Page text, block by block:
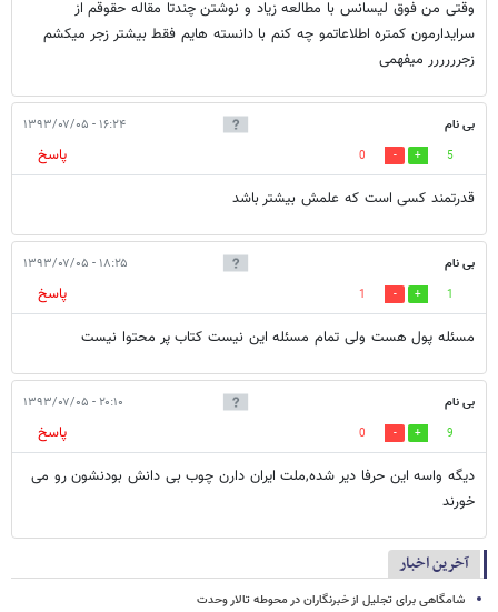
وقتی من فوق لیسانس با مطالعه زیاد و نوشتن چندتا مقاله حقوقم از
سرایدارمون کمتره اطلاعاتمو چه کنم با دانسته هایم فقط بیشتر زجر میکشم
زجرررررر میفهمی
بی نام ۱۶:۲۴ - ۱۳۹۳/۰۷/۰۵
5
0
پاسخ
قدرتمند کسی است که علمش بیشتر باشد
بی نام ۱۸:۲۵ - ۱۳۹۳/۰۷/۰۵
1
1
پاسخ
مسئله پول هست ولی تمام مسئله این نیست کتاب پر محتوا نیست
بی نام ۲۰:۱۰ - ۱۳۹۳/۰۷/۰۵
9
0
پاسخ
دیگه واسه این حرفا دیر شده,ملت ایران دارن چوب بی دانش بودنشون رو می
خورند
آخرین اخبار
شامگاهی برای تجلیل از خبرنگاران در محوطه تالار وحدت